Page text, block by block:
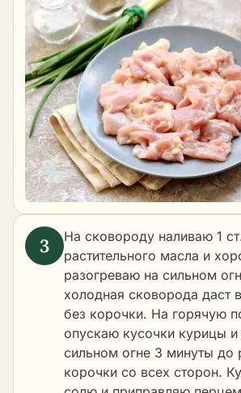
На сковороду наливаю 1
растительного масла и
разогреваю на сильном
холодная сковорода даст
без корочки. На горячую
опускаю кусочки курицы
сильном огне 3 минуты до
корочки со всех сторон.